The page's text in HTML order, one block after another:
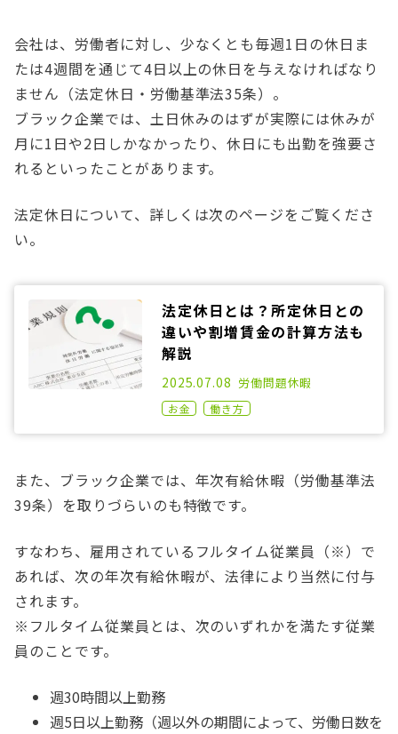
会社は、労働者に対し、少なくとも毎週1日の休日ま
たは4週間を通じて4日以上の休日を与えなければなり
ません（法定休日・労働基準法35条）。
ブラック企業では、土日休みのはずが実際には休みが
月に1日や2日しかなかったり、休日にも出勤を強要さ
れるといったことがあります。
法定休日について、詳しくは次のページをご覧くださ
い。
法定休日とは？所定休日との
違いや割増賃金の計算方法も
解説
2021.02.03
2025.07.08 労働問題休暇
お金 働き方
また、ブラック企業では、年次有給休暇（労働基準法
39条）を取りづらいのも特徴です。
すなわち、雇用されているフルタイム従業員（※）で
あれば、次の年次有給休暇が、法律により当然に付与
されます。
※フルタイム従業員とは、次のいずれかを満たす従業
員のことです。
週30時間以上勤務
週5日以上勤務（週以外の期間によって、労働日数を